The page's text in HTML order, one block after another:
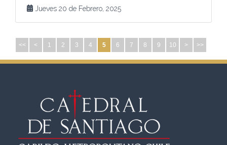
Jueves 20 de Febrero, 2025
<< < 1 2 3 4 5 6 7 8 9 10 > >>